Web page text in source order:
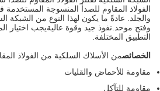
الفولاذ المقاوم للصدأ المنسوجة المستخدمة
والجلد. عادةً ما يكون لهذا النوع من الشبكة
وفتح موحد.نفوذ جيد وقوة عاليةيجب اختيار
التطبيق المختلفة.
الخصائصمن الأسلاك السلكية من الفولاذ
مقاومة للأحماض والقليات
مقاومة للتآكل